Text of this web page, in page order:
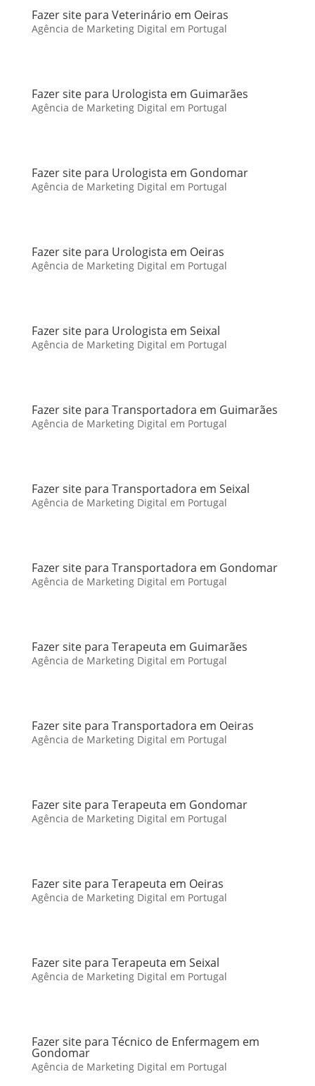
Fazer site para Veterinário em Oeiras
Agência de Marketing Digital em Portugal
Fazer site para Urologista em Guimarães
Agência de Marketing Digital em Portugal
Fazer site para Urologista em Gondomar
Agência de Marketing Digital em Portugal
Fazer site para Urologista em Oeiras
Agência de Marketing Digital em Portugal
Fazer site para Urologista em Seixal
Agência de Marketing Digital em Portugal
Fazer site para Transportadora em Guimarães
Agência de Marketing Digital em Portugal
Fazer site para Transportadora em Seixal
Agência de Marketing Digital em Portugal
Fazer site para Transportadora em Gondomar
Agência de Marketing Digital em Portugal
Fazer site para Terapeuta em Guimarães
Agência de Marketing Digital em Portugal
Fazer site para Transportadora em Oeiras
Agência de Marketing Digital em Portugal
Fazer site para Terapeuta em Gondomar
Agência de Marketing Digital em Portugal
Fazer site para Terapeuta em Oeiras
Agência de Marketing Digital em Portugal
Fazer site para Terapeuta em Seixal
Agência de Marketing Digital em Portugal
Fazer site para Técnico de Enfermagem em
Gondomar
Agência de Marketing Digital em Portugal